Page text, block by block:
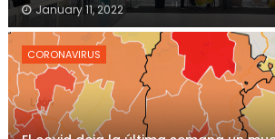
January 11, 2022
CORONAVIRUS